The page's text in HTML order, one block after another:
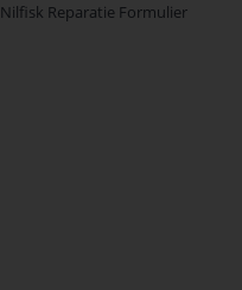
Nilfisk Reparatie Formulier